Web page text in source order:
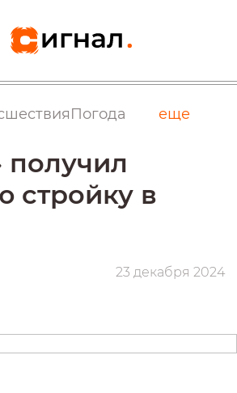
Погода еще
получил
стройку в
23 декабря 2024